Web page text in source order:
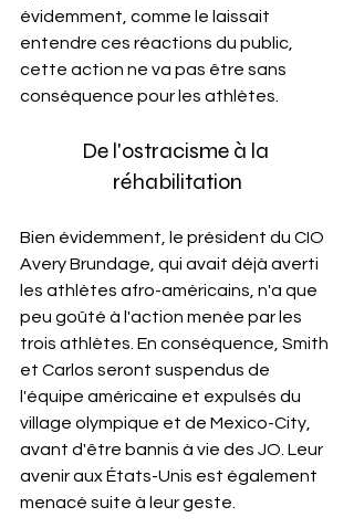
évidemment, comme le laissait
entendre ces réactions du public,
cette action ne va pas être sans
conséquence pour les athlètes.
De l'ostracisme à la
réhabilitation
Bien évidemment, le président du CIO
Avery Brundage, qui avait déjà averti
les athlètes afro-américains, n'a que
peu goûté à l'action menée par les
trois athlètes. En conséquence, Smith
et Carlos seront suspendus de
l'équipe américaine et expulsés du
village olympique et de Mexico-City,
avant d'être bannis à vie des JO. Leur
avenir aux États-Unis est également
menacé suite à leur geste.